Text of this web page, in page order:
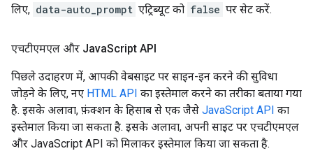
लिए, data-auto_prompt एट्रिब्यूट को false पर सेट करें.
एचटीएमएल और JavaScript API
पिछले उदाहरण में, आपकी वेबसाइट पर साइन-इन करने की सुविधा
जोड़ने के लिए, नए HTML API का इस्तेमाल करने का तरीका बताया गया
है. इसके अलावा, फ़ंक्शन के हिसाब से एक जैसे JavaScript API का
इस्तेमाल किया जा सकता है. इसके अलावा, अपनी साइट पर एचटीएमएल
और JavaScript API को मिलाकर इस्तेमाल किया जा सकता है.